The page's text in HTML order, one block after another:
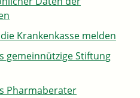
Krankenkasse melden
gemeinnützige Stiftung
Pharmaberater